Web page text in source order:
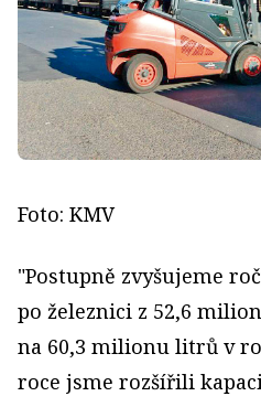
Foto: KMV
"Postupně zvyšujeme
po železnici z 52,6
na 60,3 milionu litrů v
roce jsme rozšířili